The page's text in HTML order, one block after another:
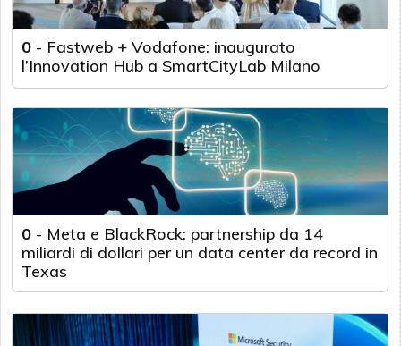
0 - Fastweb + Vodafone: inaugurato
l’Innovation Hub a SmartCityLab Milano
0 - Meta e BlackRock: partnership da 14
miliardi di dollari per un data center da record in
Texas